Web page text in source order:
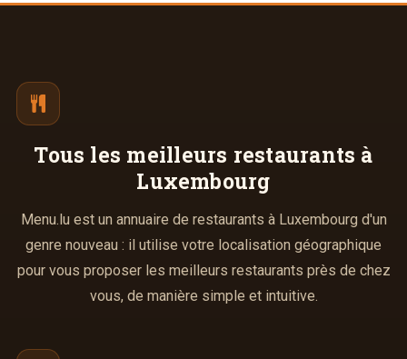
Tous les meilleurs restaurants à
Luxembourg
Menu.lu est un annuaire de restaurants à Luxembourg d'un
genre nouveau : il utilise votre localisation géographique
pour vous proposer les meilleurs restaurants près de chez
vous, de manière simple et intuitive.